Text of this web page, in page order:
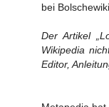
bei
Der Artikel
Wikipedia
Editor,